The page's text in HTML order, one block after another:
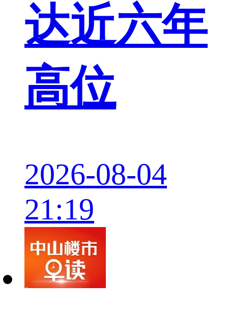
达近六年
高位
2026-08-04
21:19